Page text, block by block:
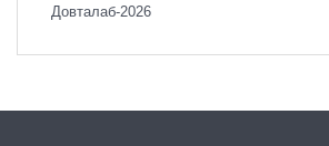
Довталаб-2026